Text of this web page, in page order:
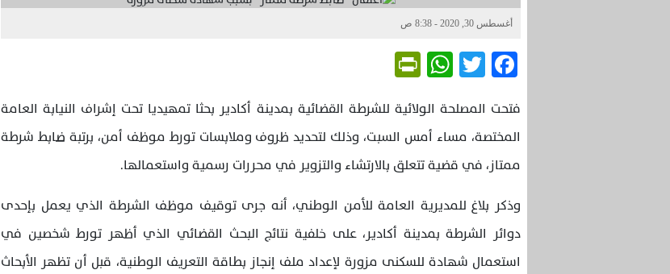
أغسطس 30, 2020 - 8:38 ص
Facebook
Twitter
WhatsApp
فتحت المصلحة الولائية للشرطة القضائية بمدينة أكادير بحثا تمهيديا تحت إشراف النيابة العامة
المختصة، مساء أمس السبت، وذلك لتحديد ظروف وملابسات تورط موظف أمن، برتبة ضابط شرطة
ممتاز، في قضية تتعلق بالارتشاء والتزوير في محررات رسمية واستعمالها.
وذكر بلاغ للمديرية العامة للأمن الوطني، أنه جرى توقيف موظف الشرطة الذي يعمل بإحدى
دوائر الشرطة بمدينة أكادير، على خلفية نتائج البحث القضائي الذي أظهر تورط شخصين في
استعمال شهادة للسكنى مزورة لإعداد ملف إنجاز بطاقة التعريف الوطنية، قبل أن تظهر الأبحاث